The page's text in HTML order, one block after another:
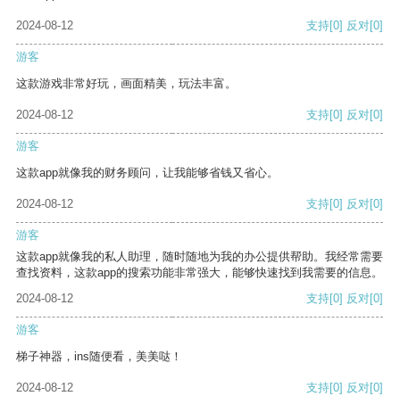
2024-08-12 支持[0] 反对[0]
游客
这款游戏非常好玩，画面精美，玩法丰富。
2024-08-12 支持[0] 反对[0]
游客
这款app就像我的财务顾问，让我能够省钱又省心。
2024-08-12 支持[0] 反对[0]
游客
这款app就像我的私人助理，随时随地为我的办公提供帮助。我经常需要
查找资料，这款app的搜索功能非常强大，能够快速找到我需要的信息。
2024-08-12
支持[0] 反对[0]
游客
梯子神器，ins随便看，美美哒！
2024-08-12 支持[0] 反对[0]